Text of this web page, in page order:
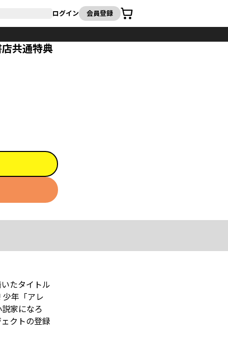
ログイン 会員登録
カート
共通特典
たタイトル
少年「アレ
家になろ
クトの登録